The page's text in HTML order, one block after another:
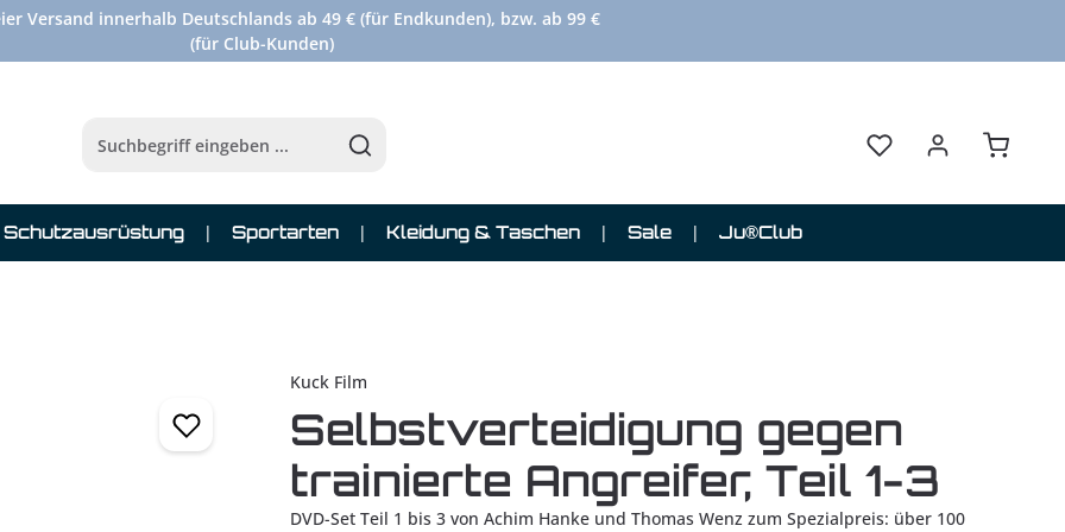
Versand innerhalb Deutschlands ab 49 € (für Endkunden), bzw. ab 99 €
(für Club-Kunden)
Du hast 0 Produkte
Schutzausrüstung Sportarten Kleidung & Taschen Sale Ju®Club
Kuck Film
Selbstverteidigung gegen
trainierte Angreifer, Teil 1-3
DVD-Set Teil 1 bis 3 von Achim Hanke und Thomas Wenz zum Spezialpreis: über 100